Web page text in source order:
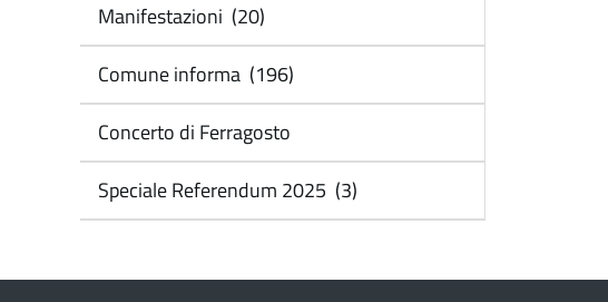
Manifestazioni (20)
Comune informa (196)
Concerto di Ferragosto
Speciale Referendum 2025 (3)